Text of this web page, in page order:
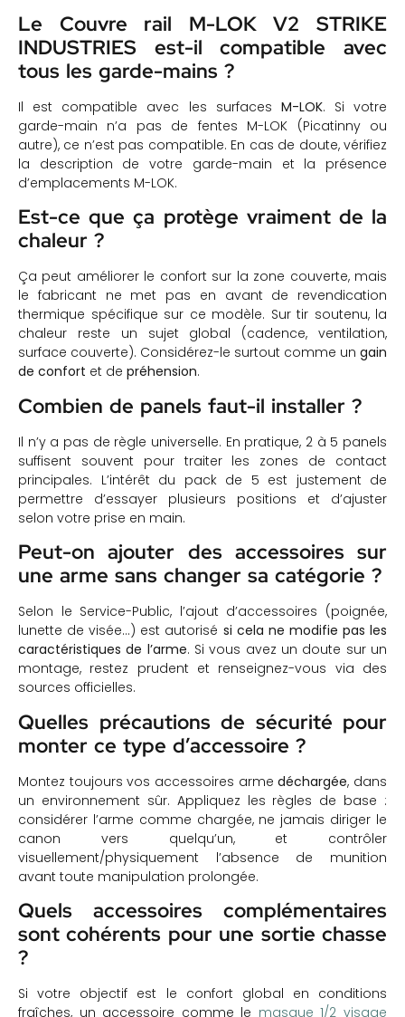
Le Couvre rail M-LOK V2 STRIKE
INDUSTRIES est-il compatible avec
tous les garde-mains ?
Il est compatible avec les surfaces M-LOK. Si votre
garde-main n’a pas de fentes M-LOK (Picatinny ou
autre), ce n’est pas compatible. En cas de doute, vérifiez
la description de votre garde-main et la présence
d’emplacements M-LOK.
Est-ce que ça protège vraiment de la
chaleur ?
Ça peut améliorer le confort sur la zone couverte, mais
le fabricant ne met pas en avant de revendication
thermique spécifique sur ce modèle. Sur tir soutenu, la
chaleur reste un sujet global (cadence, ventilation,
surface couverte). Considérez-le surtout comme un gain
de confort et de préhen­sion.
Combien de panels faut-il installer ?
Il n’y a pas de règle universelle. En pratique, 2 à 5 panels
suffisent souvent pour traiter les zones de contact
principales. L’intérêt du pack de 5 est justement de
permettre d’essayer plusieurs positions et d’ajuster
selon votre prise en main.
Peut-on ajouter des accessoires sur
une arme sans changer sa catégorie ?
Selon le Service-Public, l’ajout d’accessoires (poignée,
lunette de visée…) est autorisé si cela ne modifie pas les
caractéristiques de l’arme. Si vous avez un doute sur un
montage, restez prudent et renseignez-vous via des
sources officielles.
Quelles précautions de sécurité pour
monter ce type d’accessoire ?
Montez toujours vos accessoires armedéchargée, dans
un environnement sûr. Appliquez les règles de base :
considérer l’arme comme chargée, ne jamais diriger le
canon vers quelqu’un, et contrôler
visuellement/physiquement l’absence de munition
avant toute manipulation prolongée.
Quels accessoires complémentaires
sont cohérents pour une sortie chasse
?
Si votre objectif est le confort global en conditions
fraîches, un accessoire comme le masque 1/2 visage